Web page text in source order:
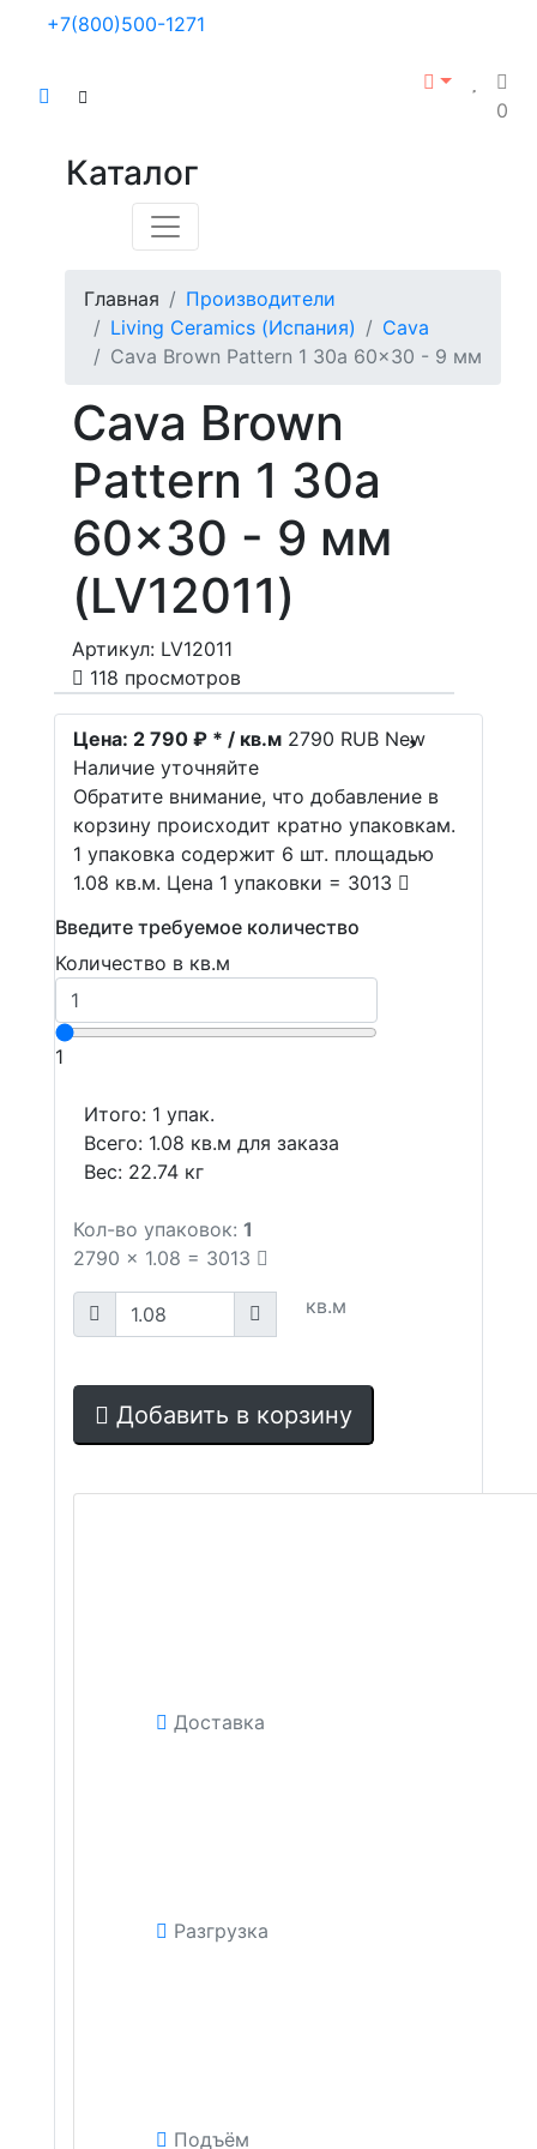
+7(800)500-1271
0
Каталог
Главная
Производители
Living Ceramics (Испания)
Cava
Cava Brown Pattern 1 30a 60x30 - 9 мм
Cava Brown
Pattern 1 30a
60x30 - 9 мм
(LV12011)
Артикул: LV12011
118 просмотров
Цена: 2 790 ₽ * / кв.м 2790 RUB New
Наличие уточняйте
Обратите внимание, что добавление в
корзину происходит кратно упаковкам.
1 упаковка содержит 6 шт. площадью
1.08 кв.м. Цена 1 упаковки = 3013
Введите требуемое количество
Количество в кв.м
1
Итого: 1 упак.
Всего: 1.08 кв.м для заказа
Вес: 22.74 кг
Кол-во упаковок: 1
2790 x 1.08 = 3013
кв.м
Добавить в корзину
Доставка
Разгрузка
Подъём